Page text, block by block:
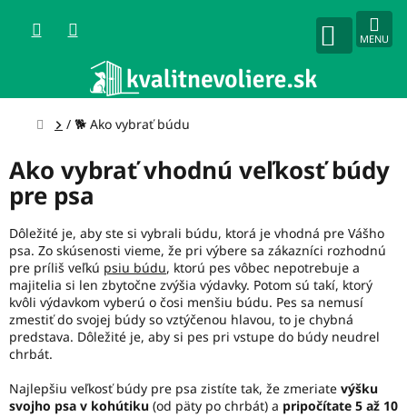
obsah
NÁKUPNÝ
Domov
/ 🐕 Ako vybrať búdu
Ako vybrať vhodnú veľkosť búdy
pre psa
Dôležité je, aby ste si vybrali búdu, ktorá je vhodná pre Vášho
psa. Zo skúsenosti vieme, že pri výbere sa zákazníci rozhodnú
pre príliš veľkú psiu búdu, ktorú pes vôbec nepotrebuje a
majitelia si len zbytočne zvýšia výdavky. Potom sú takí, ktorý
kvôli výdavkom vyberú o čosi menšiu búdu. Pes sa nemusí
zmestiť do svojej búdy so vztýčenou hlavou, to je chybná
predstava. Dôležité je, aby si pes pri vstupe do búdy neudrel
chrbát.
Najlepšiu veľkosť búdy pre psa zistíte tak, že zmeriate výšku
svojho psa v kohútiku (od päty po chrbát) a pripočítate 5 až 10